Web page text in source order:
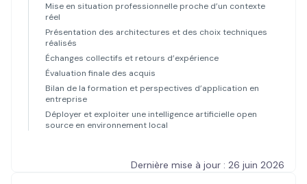
Mise en situation professionnelle proche d’un contexte
réel
Présentation des architectures et des choix techniques
réalisés
Échanges collectifs et retours d’expérience
Évaluation finale des acquis
Bilan de la formation et perspectives d’application en
entreprise
Déployer et exploiter une intelligence artificielle open
source en environnement local
Dernière mise à jour : 26 juin 2026